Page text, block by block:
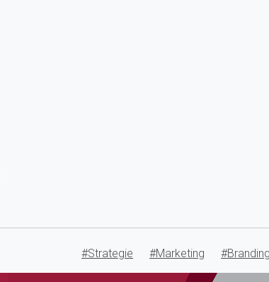
#Strategie #Marketing #Branding